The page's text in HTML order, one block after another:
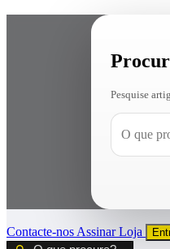
Pesquise
Contacte-nos AssinarLoja